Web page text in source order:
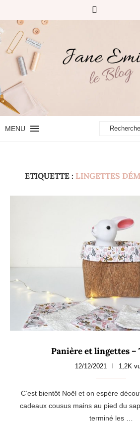
MENU
ETIQUETTE : LINGETTES
Panière et lingettes
12/12/2021 1,2K
C’est bientôt Noël et on espère
cadeaux cousus mains au pied du
terminé les …